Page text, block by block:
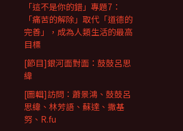
「這不是你的錯」專題7：
「痛苦的解除」取代「道德的
完善」，成為人類生活的最高
目標
[節目]銀河面對面：鼓鼓呂思
緯
[圖輯]訪問：蕭景鴻、鼓鼓呂
思緯、林芳語、蘇達、撒基
努、R.fu